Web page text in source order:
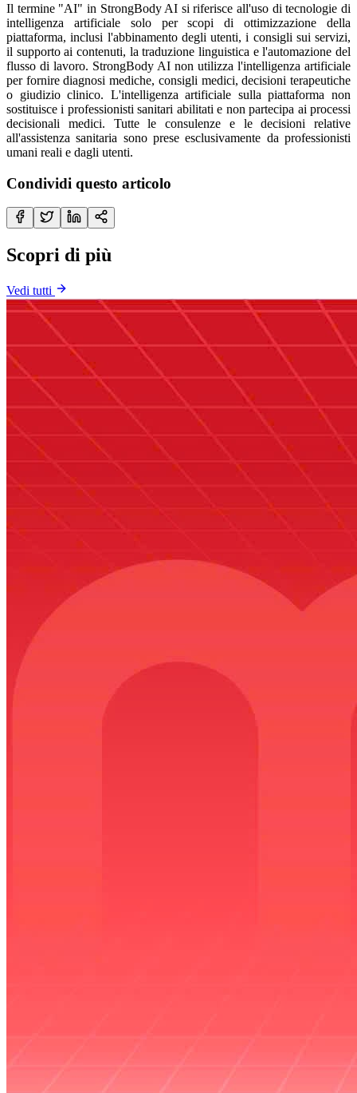
Il termine "AI" in StrongBody AI si riferisce all'uso di tecnologie di
intelligenza artificiale solo per scopi di ottimizzazione della
piattaforma, inclusi l'abbinamento degli utenti, i consigli sui servizi,
il supporto ai contenuti, la traduzione linguistica e l'automazione del
flusso di lavoro. StrongBody AI non utilizza l'intelligenza artificiale
per fornire diagnosi mediche, consigli medici, decisioni terapeutiche
o giudizio clinico. L'intelligenza artificiale sulla piattaforma non
sostituisce i professionisti sanitari abilitati e non partecipa ai processi
decisionali medici. Tutte le consulenze e le decisioni relative
all'assistenza sanitaria sono prese esclusivamente da professionisti
umani reali e dagli utenti.
Condividi questo articolo
Scopri di più
Vedi tutti